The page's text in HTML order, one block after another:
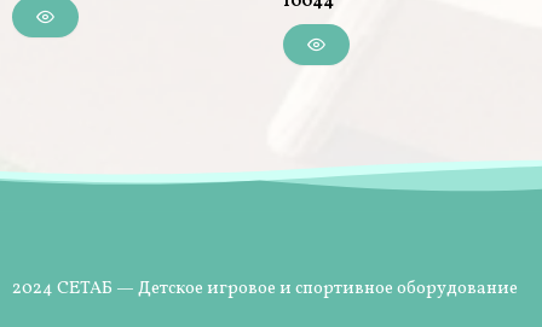
2024 СЕТАБ — Детское игровое и спортивное оборудование